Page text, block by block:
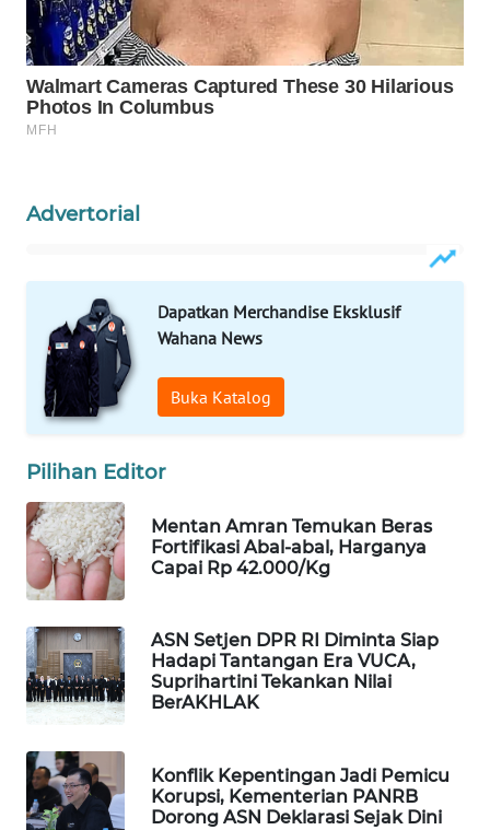
Advertorial
Dapatkan Merchandise Eksklusif
Wahana News
Buka Katalog
Pilihan Editor
Mentan Amran Temukan Beras
Fortifikasi Abal-abal, Harganya
Capai Rp 42.000/Kg
ASN Setjen DPR RI Diminta Siap
Hadapi Tantangan Era VUCA,
Suprihartini Tekankan Nilai
BerAKHLAK
Konflik Kepentingan Jadi Pemicu
Korupsi, Kementerian PANRB
Dorong ASN Deklarasi Sejak Dini
WN
INDRAMAYU
WN
KUNINGAN
MAJALENGKA
SUBANG
WN
SUKABUMI
WN
WN
PRIANGAN
TIMUR
SEMARANG
WN
SOLO
WN
BOROBUDUR